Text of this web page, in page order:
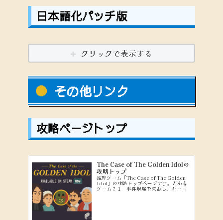
日本語化パッチ版
クリックで表示する
その他リンク
攻略ページトップ
The Case of The Golden Idolの
攻略トップ
推理ゲーム「The Case of The Golden
Idol」の攻略トップページです。どんな
ゲーム？１ 事件現場を探索し、キーワ